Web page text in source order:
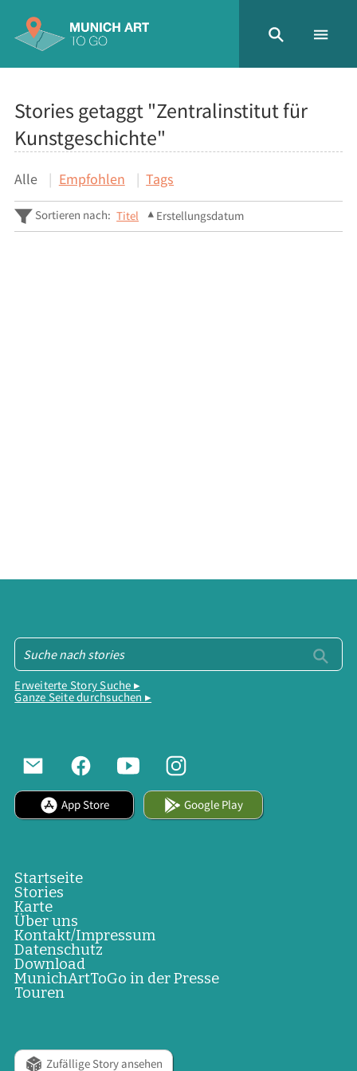
Stories getaggt "Zentralinstitut für
Kunstgeschichte"
Alle Empfohlen Tags
Sortieren nach: Titel Erstellungsdatum
Erweiterte Story Suche ▸
Ganze Seite durchsuchen ▸
App Store Google Play
Startseite
Stories
Karte
Über uns
Kontakt/Impressum
Datenschutz
Download
MunichArtToGo in der Presse
Touren
Zufällige Story ansehen